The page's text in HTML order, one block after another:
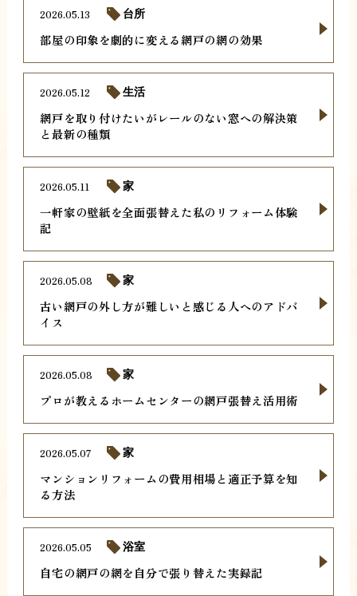
部屋の印象を劇的に変える網戸の網の効果
2026.05.13 台所
網戸を取り付けたいがレールのない窓への解決策
と最新の種類
2026.05.12 生活
一軒家の壁紙を全面張替えた私のリフォーム体験
記
2026.05.11 家
古い網戸の外し方が難しいと感じる人へのアドバ
イス
2026.05.08 家
プロが教えるホームセンターの網戸張替え活用術
2026.05.08 家
マンションリフォームの費用相場と適正予算を知
る方法
2026.05.07 家
自宅の網戸の網を自分で張り替えた実録記
2026.05.05 浴室